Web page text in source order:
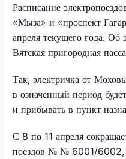
Расписание
«Мыза» и «проспект
апреля текущего года.
Вятская пригородная
Так, электричка от
в означенный период
и прибывать в пункт
С 8 по 11 апреля
поездов № № 6001/6002,